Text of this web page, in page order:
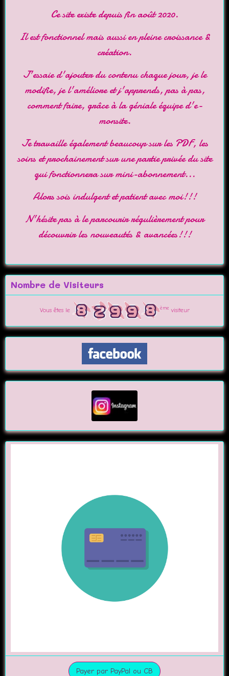
Ce site existe depuis fin août 2020.
Il est fonctionnel mais aussi en pleine croissance &
création.
J'essaie d'ajouter du contenu chaque jour, je le
modifie, je l'améliore et j'apprends, pas à pas,
comment faire, grâce à la géniale équipe d'e-
monsite.
Je travaille également beaucoup sur les PDF, les
soins et prochainement sur une partie privée du site
qui fonctionnera sur mini-abonnement...
Alors sois indulgent et patient avec moi!!!
N'hésite pas à le parcourir régulièrement pour
découvrir les nouveautés & avancées!!!
Nombre de Visiteurs
Vous êtes le ème visiteur
Payer par PayPal ou CB